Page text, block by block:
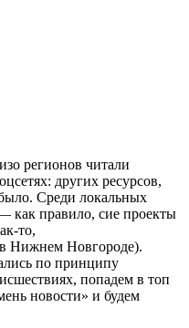
регионов читали
других ресурсов,
Среди локальных
правило, сие проекты
то,
Нижнем Новгороде).
по принципу
попадем в топ
новости» и будем